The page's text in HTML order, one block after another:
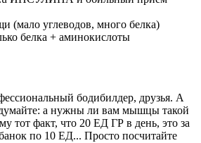
(мало углеводов, много белка)
белка + аминокислоты
бодибилдер, друзья. А
а нужны ли вам мышцы такой
тот факт, что 20 ЕД ГР в день, это за
по 10 ЕД... Просто посчитайте